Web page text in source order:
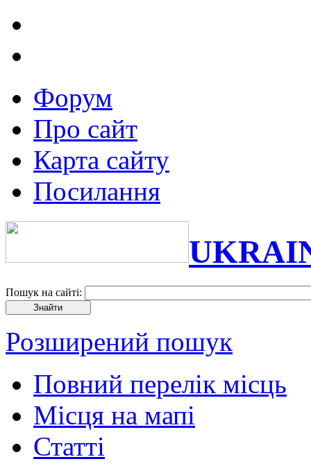
Форум
Про сайт
Карта сайту
Посилання
Пошук на сайті:
Розширений пошук
Повний перелік місць
Місця на мапі
Статті